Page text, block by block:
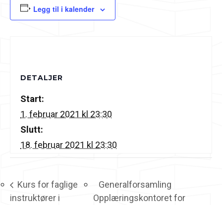
Legg til i kalender
DETALJER
Start:
1. februar 2021 kl 23:30
Slutt:
18. februar 2021 kl 23:30
Kurs for faglige
instruktører i
Generalforsamling
Opplæringskontoret for